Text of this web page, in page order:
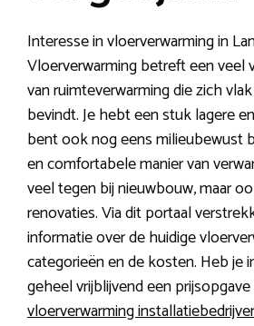
Interesse in vloerverwarming in
Vloerverwarming betreft een
van ruimteverwarming die zich
bevindt. Je hebt een stuk lagere
bent ook nog eens milieubewust
en comfortabele manier van
veel tegen bij nieuwbouw, maar
renovaties. Via dit portaal
informatie over de huidige
categorieën en de kosten. Heb je
geheel vrijblijvend een
vloerverwarming